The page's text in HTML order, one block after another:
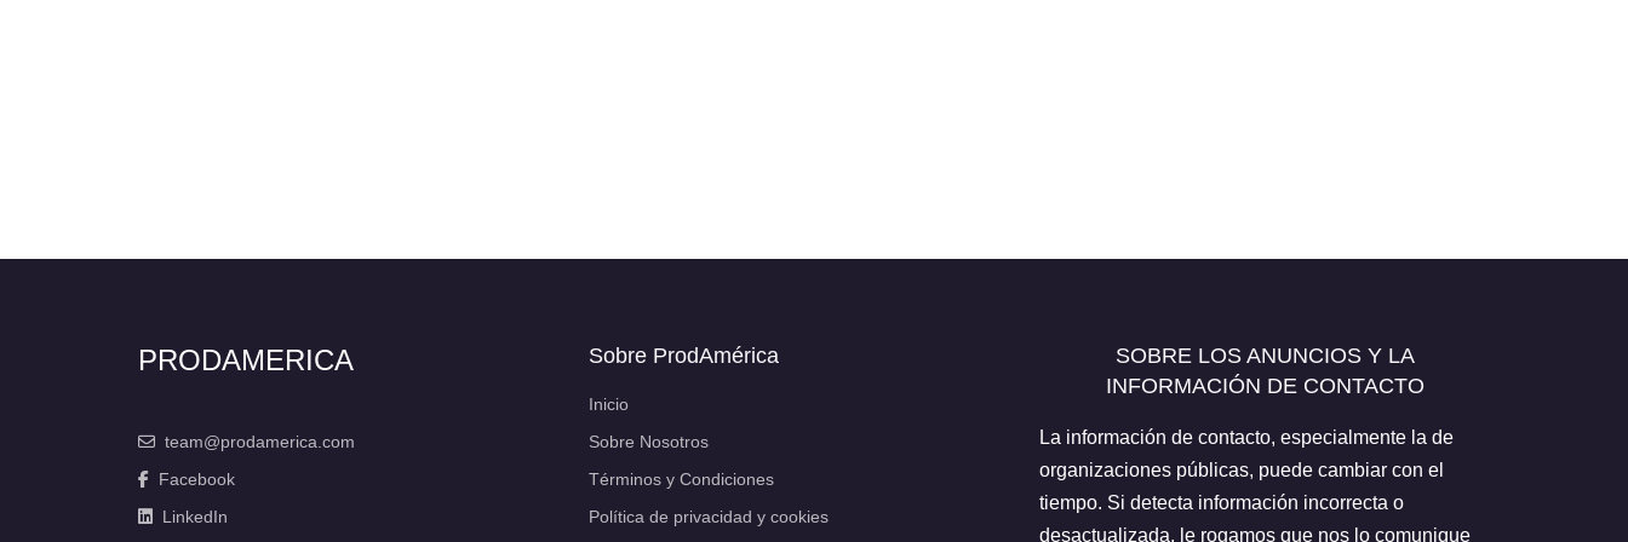
PRODAMERICA
team@prodamerica.com
Facebook
LinkedIn
Sobre ProdAmérica
Inicio
Sobre Nosotros
Términos y Condiciones
Política de privacidad y cookies
SOBRE LOS ANUNCIOS Y LA
INFORMACIÓN DE CONTACTO
La información de contacto, especialmente la de
organizaciones públicas, puede cambiar con el
tiempo. Si detecta información incorrecta o
desactualizada, le rogamos que nos lo comunique